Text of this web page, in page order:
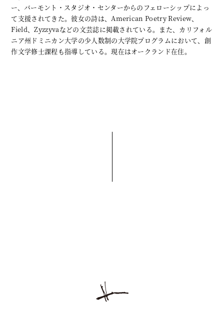
ー、バーモント・スタジオ・センターからのフェローシップによっ
て支援されてきた。彼女の詩は、 American Poetry Review
Field 、Zyzzyvaなどの文芸誌に掲載されている。また、カリフォル
ニア州ドミニカン大学の少人数制の大学院プログラムにおいて、創
作文学修士課程も指導している。現在はオークランド在住。